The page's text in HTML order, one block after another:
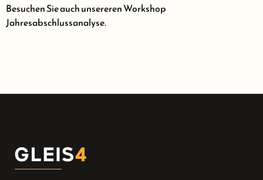
Besuchen Sie auch unsereren Workshop
Jahresabschlussanalyse.